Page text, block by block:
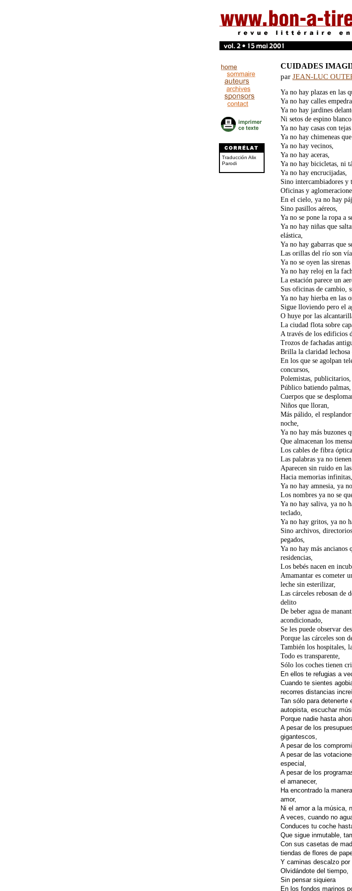
Traducción Alix
Parodi
CUIDADES
par JEAN-LUC
Ya no hay plazas en las
Ya no hay calles
Ya no hay jardines
Ni setos de espino
Ya no hay casas con
Ya no hay chimeneas
Ya no hay vecinos,
Ya no hay aceras,
Ya no hay bicicletas, ni
Ya no hay encrucijadas,
Sino intercambiadores y
Oficinas y
En el cielo, ya no hay
Sino pasillos aéreos,
Ya no se pone la ropa a
Ya no hay niñas que
elástica,
Ya no hay gabarras que
Las orillas del río son
Ya no se oyen las
Ya no hay reloj en la
La estación parece un
Sus oficinas de cambio,
Ya no hay hierba en las
Sigue lloviendo pero el
O huye por las
La ciudad flota sobre
A través de los edificios
Trozos de fachadas
Brilla la claridad lechosa
En los que se agolpan
concursos,
Polemistas,
Público batiendo
Cuerpos que se
Niños que lloran,
Más pálido, el
noche,
Ya no hay más buzones
Que almacenan los
Los cables de fibra
Las palabras ya no
Aparecen sin ruido en
Hacia memorias infinitas,
Ya no hay amnesia, ya
Los nombres ya no se
Ya no hay saliva, ya no
teclado,
Ya no hay gritos, ya no
Sino archivos,
pegados,
Ya no hay más ancianos
residencias,
Los bebés nacen en
Amamantar es cometer
leche sin esterilizar,
Las cárceles rebosan de
delito
De beber agua de
acondicionado,
Se les puede observar
Porque las cárceles son
También los hospitales,
Todo es transparente,
Sólo los coches tienen
En ellos te refugias a
Cuando te sientes
recorres distancias
Tan sólo para detenerte
autopista, escuchar
Porque nadie hasta
A pesar de los
gigantescos,
A pesar de los
A pesar de las
especial,
A pesar de los
el amanecer,
Ha encontrado la
amor,
Ni el amor a la música,
A veces, cuando no
Conduces tu coche
Que sigue inmutable,
Con sus casetas de
tiendas de flores de
Y caminas descalzo por
Olvidándote del tiempo,
Sin pensar siquiera
En los fondos marinos